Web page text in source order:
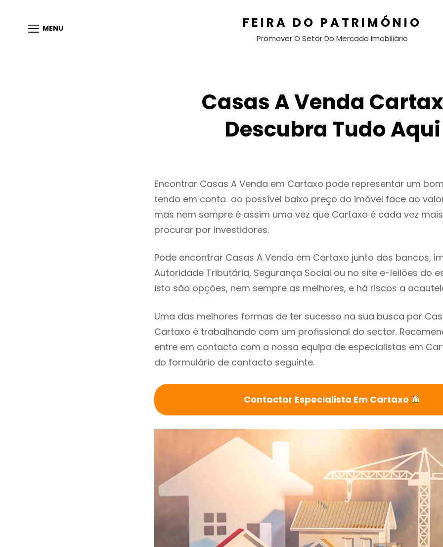
MENU FEIRA DO PATRIMÓNIO
Promover O Setor Do Mercado Imobiliário
Casas A Venda
Descubra Tudo Aqui
Encontrar Casas A Venda em Cartaxo pode representar um
tendo em conta ao possível baixo preço do imóvel face ao
mas nem sempre é assim uma vez que Cartaxo é cada vez
procurar por investidores.
Pode encontrar Casas A Venda em Cartaxo junto dos bancos,
Autoridade Tributária, Segurança Social ou no site e-leilões do
isto são opções, nem sempre as melhores, e há riscos a
Uma das melhores formas de ter sucesso na sua busca por
Cartaxo é trabalhando com um profissional do sector.
entre em contacto com a nossa equipa de especialistas em
do formulário de contacto seguinte.
Contactar Especialista Em Cartaxo